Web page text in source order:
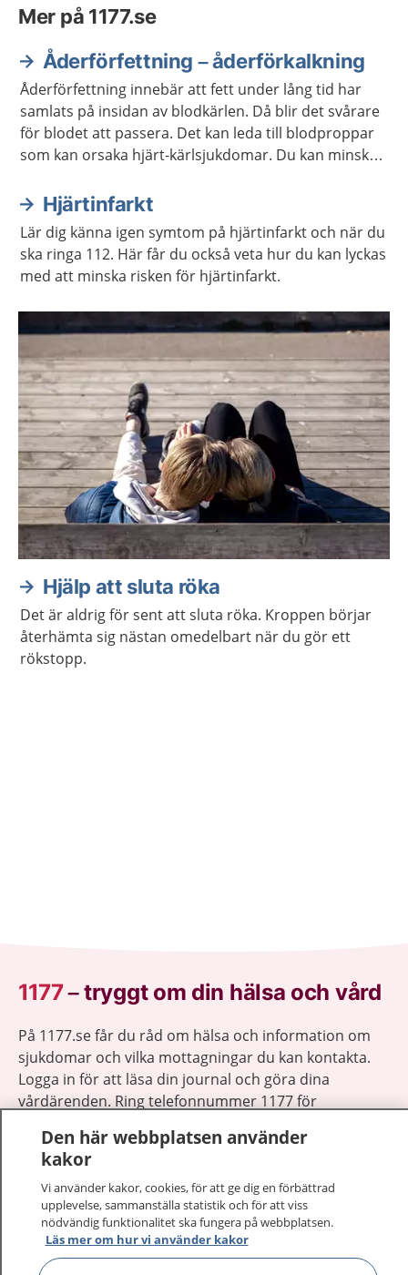
Mer på 1177.se
Åderförfettning – åderförkalkning
Åderförfettning innebär att fett under lång tid har
samlats på insidan av blodkärlen. Då blir det svårare
för blodet att passera. Det kan leda till blodproppar
som kan orsaka hjärt-kärlsjukdomar. Du kan minska
och vara fysiskt aktiv.
Hjärtinfarkt
Lär dig känna igen symtom på hjärtinfarkt och när du
ska ringa 112. Här får du också veta hur du kan lyckas
med att minska risken för hjärtinfarkt.
Hjälp att sluta röka
Det är aldrig för sent att sluta röka. Kroppen börjar
återhämta sig nästan omedelbart när du gör ett
rökstopp.
1177–tryggt om din hälsa och vård
På 1177.se får du råd om hälsa och information om
sjukdomar och vilka mottagningar du kan kontakta.
Logga in för att läsa din journal och göra dina
vårdärenden. Ring telefonnummer 1177 för
1177 ger dig råd när du vill må bättre.
1177 på flera språk Visa
Den här webbplatsen använder
kakor
Vi använder kakor, cookies, för att ge dig en förbättrad
upplevelse, sammanställa statistik och för att viss
nödvändig funktionalitet ska fungera på webbplatsen.
Läs mer om hur vi använder kakor